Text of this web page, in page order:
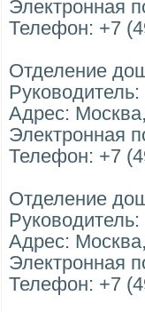
Электронная
Телефон: +7
Отделение
Адрес:
Электронная
Телефон: +7
Отделение
Адрес:
Электронная
Телефон: +7